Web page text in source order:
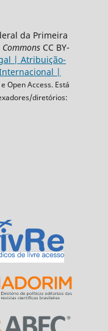
da Primeira
CC BY-
| Atribuição-
|
Open Access. Está
diretórios: